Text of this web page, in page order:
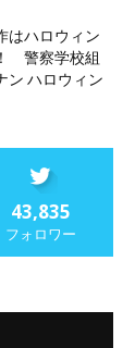
はハロウィン
警察学校組
ン ハロウィン
43,835
フォロワー